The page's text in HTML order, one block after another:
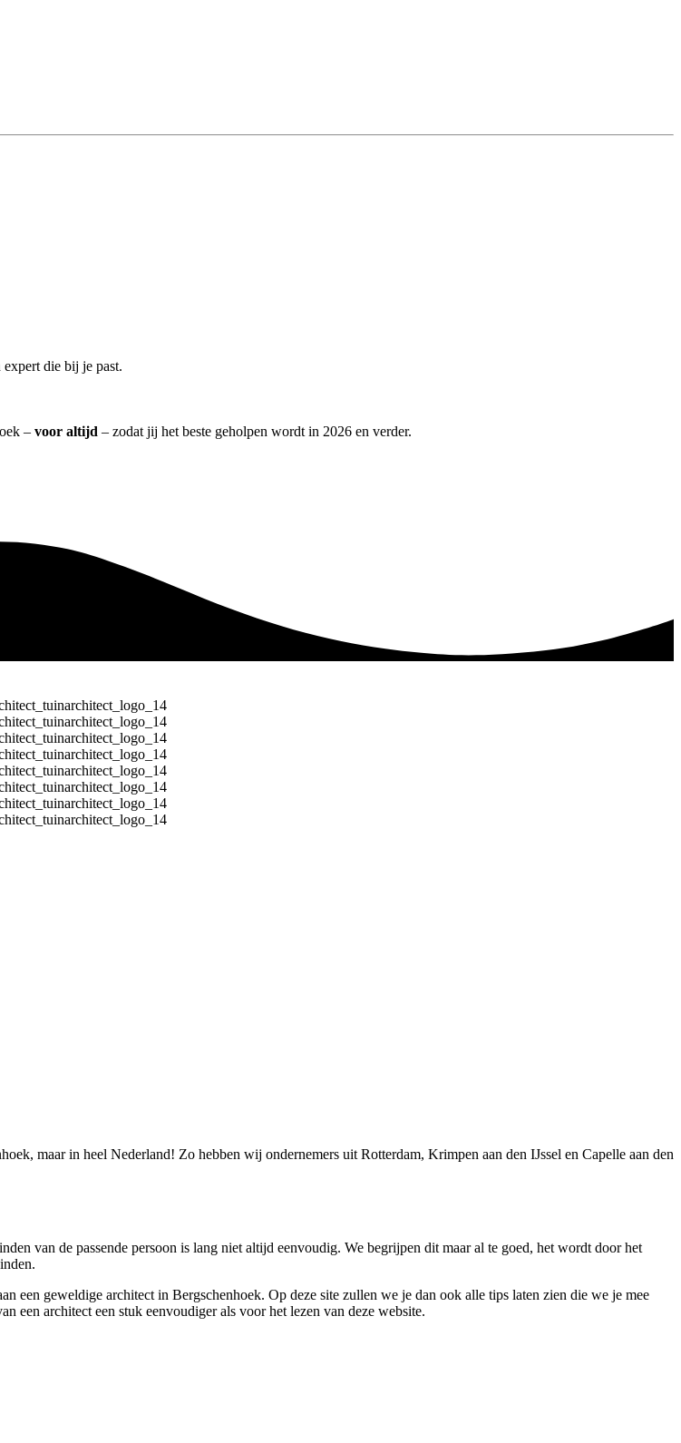
die bij je past.
– voor altijd – zodat jij het beste geholpen wordt in 2026 en verder.
maar in heel Nederland! Zo hebben wij ondernemers uit Rotterdam, Krimpen aan den IJssel en Capelle aan den
van de passende persoon is lang niet altijd eenvoudig. We begrijpen dit maar al te goed, het wordt door het
een geweldige architect in Bergschenhoek. Op deze site zullen we je dan ook alle tips laten zien die we je mee
een architect een stuk eenvoudiger als voor het lezen van deze website.